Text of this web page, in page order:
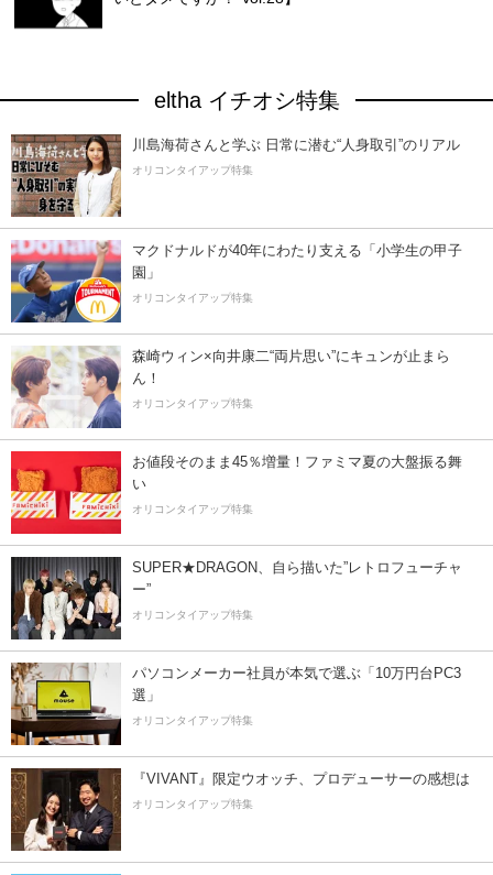
eltha イチオシ特集
川島海荷さんと学ぶ 日常に潜む“人身取引”のリアル
オリコンタイアップ特集
マクドナルドが40年にわたり支える「小学生の甲子
園」
オリコンタイアップ特集
森崎ウィン×向井康二“両片思い”にキュンが止まら
ん！
オリコンタイアップ特集
お値段そのまま45％増量！ファミマ夏の大盤振る舞
い
オリコンタイアップ特集
SUPER★DRAGON、自ら描いた”レトロフューチャ
ー”
オリコンタイアップ特集
パソコンメーカー社員が本気で選ぶ「10万円台PC3
選」
オリコンタイアップ特集
『VIVANT』限定ウオッチ、プロデューサーの感想は
オリコンタイアップ特集